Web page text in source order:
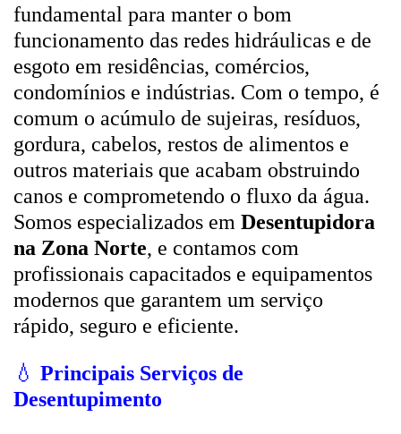
fundamental para manter o bom
funcionamento das redes hidráulicas e de
esgoto em residências, comércios,
condomínios e indústrias. Com o tempo, é
comum o acúmulo de sujeiras, resíduos,
gordura, cabelos, restos de alimentos e
outros materiais que acabam obstruindo
canos e comprometendo o fluxo da água.
Somos especializados em Desentupidora
na Zona Norte, e contamos com
profissionais capacitados e equipamentos
modernos que garantem um serviço
rápido, seguro e eficiente.
💧 Principais Serviços de
Desentupimento